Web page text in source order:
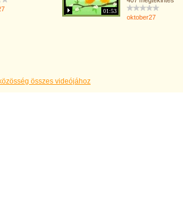
01:53
oktober27
összes videójához